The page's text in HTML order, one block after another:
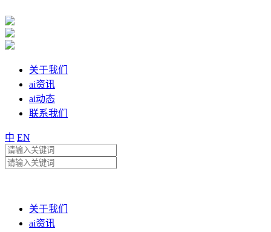
关于我们
ai资讯
ai动态
联系我们
中 EN
关于我们
ai资讯